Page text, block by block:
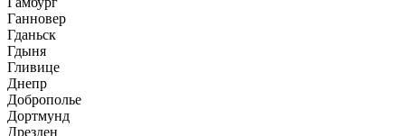
Ганновер
Гданьск
Гдыня
Гливице
Днепр
Доброполье
Дортмунд
Дрезден